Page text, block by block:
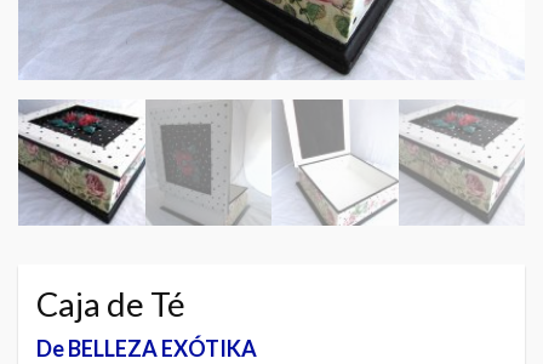
Caja de Té
De BELLEZA EXÓTIKA